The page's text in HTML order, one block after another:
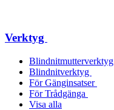
Verktyg
Blindnitmutterverktyg
Blindnitverktyg
För Gänginsatser
För Trådgänga
Visa alla